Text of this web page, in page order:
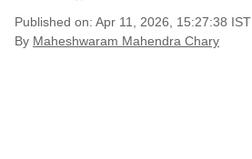
Published on: Apr 11, 2026, 15:27:38 IST
By Maheshwaram Mahendra Chary